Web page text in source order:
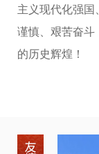
主义现代化强
谨慎、艰苦奋
的历史辉煌！